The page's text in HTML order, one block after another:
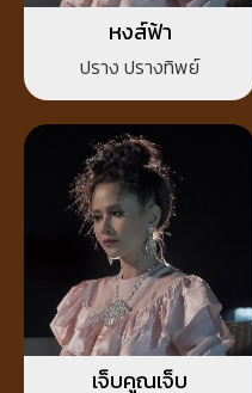
หงส์ฟ้า
ปราง ปรางทิพย์
เจ็บคูณเจ็บ